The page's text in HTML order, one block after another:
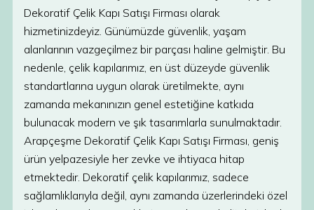
Dekoratif Çelik Kapı Satışı Firması olarak
hizmetinizdeyiz. Günümüzde güvenlik, yaşam
alanlarının vazgeçilmez bir parçası haline gelmiştir. Bu
nedenle, çelik kapılarımız, en üst düzeyde güvenlik
standartlarına uygun olarak üretilmekte, aynı
zamanda mekanınızın genel estetiğine katkıda
bulunacak modern ve şık tasarımlarla sunulmaktadır.
Arapçeşme Dekoratif Çelik Kapı Satışı Firması, geniş
ürün yelpazesiyle her zevke ve ihtiyaca hitap
etmektedir. Dekoratif çelik kapılarımız, sadece
sağlamlıklarıyla değil, aynı zamanda üzerlerindeki özel